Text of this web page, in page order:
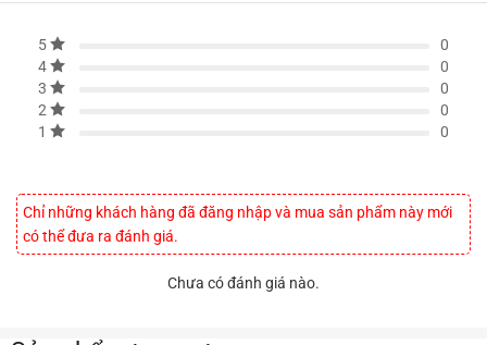
5
0
4
0
3
0
2
0
1
0
Chỉ những khách hàng đã đăng nhập và mua sản phẩm này mới
có thể đưa ra đánh giá.
Chưa có đánh giá nào.